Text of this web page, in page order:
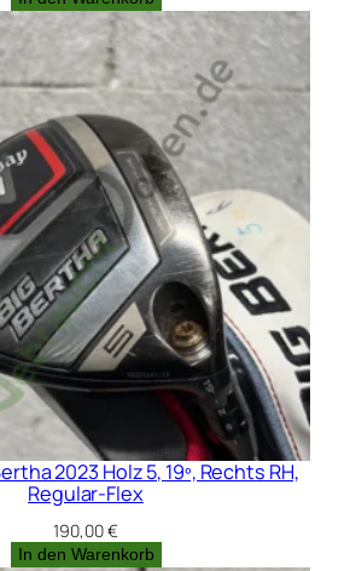
war:
220,00 €
ist:
180,00 €.
2023 Holz 5, 19º, Rechts RH,
Regular-Flex
190,00€
In den Warenkorb